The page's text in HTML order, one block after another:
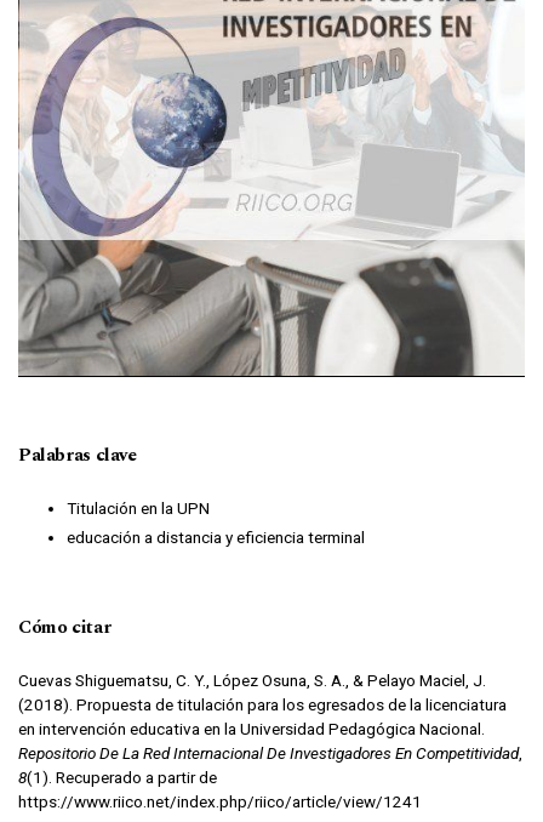
Palabras clave
Titulación en la UPN
educación a distancia y eficiencia terminal
Cómo citar
Cuevas Shiguematsu, C. Y., López Osuna, S. A., & Pelayo Maciel, J.
(2018). Propuesta de titulación para los egresados de la licenciatura
en intervención educativa en la Universidad Pedagógica Nacional.
Repositorio De La Red Internacional De Investigadores En Competitividad,
8(1). Recuperado a partir de
https://www.riico.net/index.php/riico/article/view/1241